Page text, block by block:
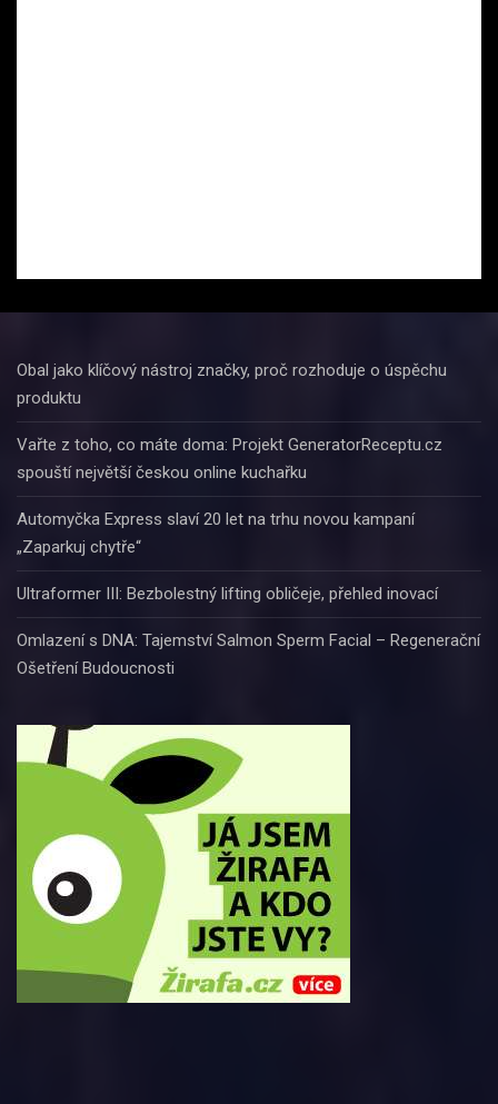
Obal jako klíčový nástroj značky, proč rozhoduje o úspěchu
produktu
Vařte z toho, co máte doma: Projekt GeneratorReceptu.cz
spouští největší českou online kuchařku
Automyčka Express slaví 20 let na trhu novou kampaní
„Zaparkuj chytře“
Ultraformer III: Bezbolestný lifting obličeje, přehled inovací
Omlazení s DNA: Tajemství Salmon Sperm Facial – Regenerační
Ošetření Budoucnosti